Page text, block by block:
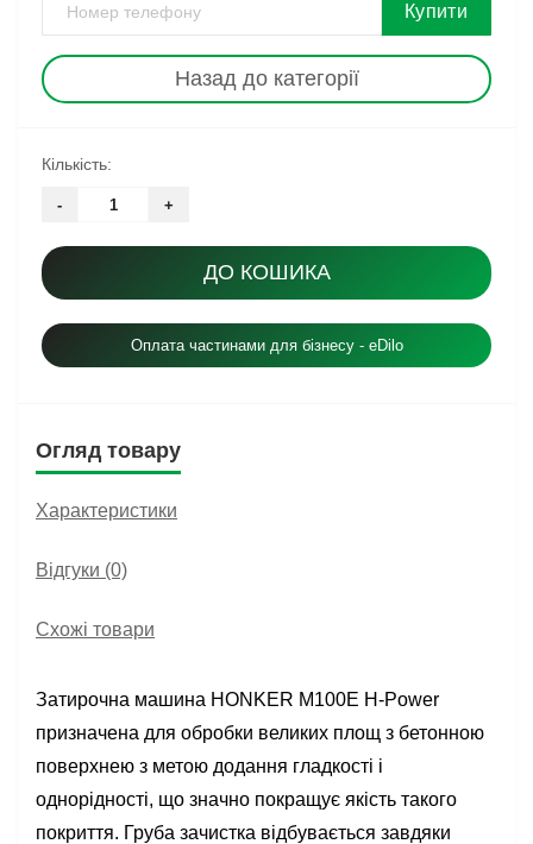
Купити
Назад до категорії
Кількість:
- +
ДО КОШИКА
Оплата частинами для бізнесу - eDilo
Огляд товару
Характеристики
Відгуки (0)
Схожі товари
Затирочна машина HONKER M100E H-Power
призначена для обробки великих площ з бетонною
поверхнею з метою додання гладкості і
однорідності, що значно покращує якість такого
покриття. Груба зачистка відбувається завдяки